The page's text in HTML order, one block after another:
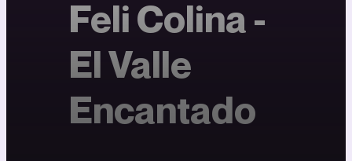
Feli Colina -
El Valle
Encantado